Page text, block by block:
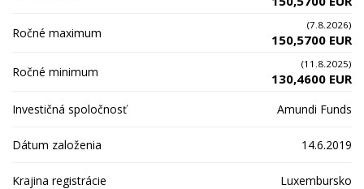
Ročné maximum (7.8.2026)
150,5700 EUR
Ročné minimum (11.8.2025)
130,4600 EUR
Investičná spoločnosť Amundi Funds
Dátum založenia 14.6.2019
Krajina registrácie Luxembursko